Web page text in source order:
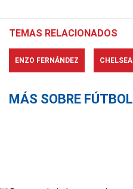
TEMAS RELACIONADOS
ENZO FERNÁNDEZ CHELSEA
MÁS SOBRE FÚTBOL